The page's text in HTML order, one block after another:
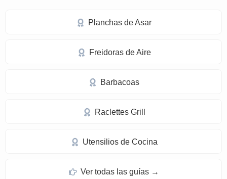
Planchas de Asar
Freidoras de Aire
Barbacoas
Raclettes Grill
Utensilios de Cocina
Ver todas las guías →